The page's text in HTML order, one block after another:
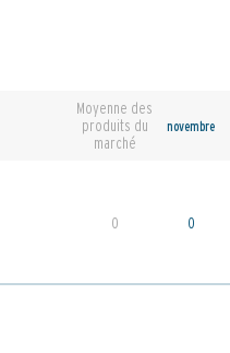
Moyenne des
produits du
marché
novembre
0 0